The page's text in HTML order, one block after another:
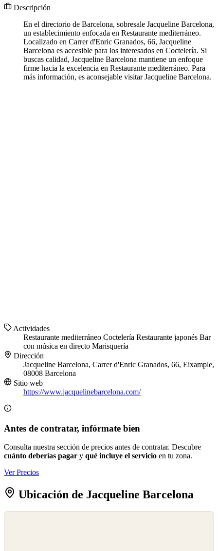
Descripción
En el directorio de Barcelona, sobresale Jacqueline Barcelona,
un establecimiento enfocada en Restaurante mediterráneo.
Localizado en Carrer d'Enric Granados, 66, Jacqueline
Barcelona es accesible para los interesados en Coctelería. Si
buscas calidad, Jacqueline Barcelona mantiene un enfoque
firme hacia la excelencia en Restaurante mediterráneo. Para
más información, es aconsejable visitar Jacqueline Barcelona.
Actividades
Restaurante mediterráneo Coctelería Restaurante japonés Bar
con música en directo Marisquería
Dirección
Jacqueline Barcelona, Carrer d'Enric Granados, 66, Eixample,
08008 Barcelona
Sitio web
https://www.jacquelinebarcelona.com/
Antes de contratar, infórmate bien
Consulta nuestra sección de precios antes de contratar. Descubre
cuánto deberías pagar y qué incluye el servicio en tu zona.
Ver Precios
Ubicación de Jacqueline Barcelona